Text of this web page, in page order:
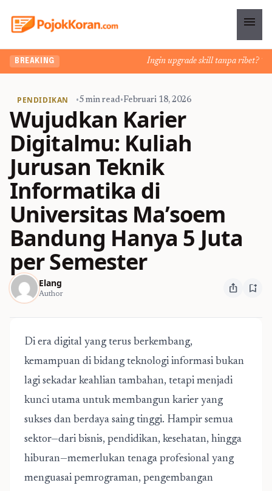
menu
BREAKING Ingin upgrade skill tanpa ribet?
PENDIDIKAN •5 min read•Februari 18, 2026
Wujudkan Karier
Digitalmu: Kuliah
Jurusan Teknik
Informatika di
Universitas Ma’soem
Bandung Hanya 5 Juta
per Semester
Elang
Author ios_share bookmark_add
Di era digital yang terus berkembang,
kemampuan di bidang teknologi informasi bukan
lagi sekadar keahlian tambahan, tetapi menjadi
kunci utama untuk membangun karier yang
sukses dan berdaya saing tinggi. Hampir semua
sektor—dari bisnis, pendidikan, kesehatan, hingga
hiburan—memerlukan tenaga profesional yang
menguasai pemrograman, pengembangan